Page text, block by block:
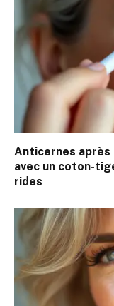
Anticernes après
avec un coton-
rides